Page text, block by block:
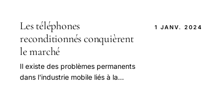
Les téléphones
reconditionnés conquièrent
le marché
Il existe des problèmes permanents
dans l'industrie mobile liés à la
1 JANV. 2024